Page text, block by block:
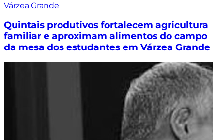
Várzea Grande
Quintais produtivos fortalecem agricultura
familiar e aproximam alimentos do campo
da mesa dos estudantes em Várzea Grande